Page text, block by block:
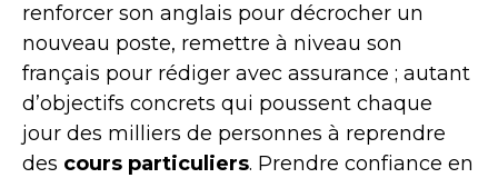
renforcer son anglais pour décrocher un
nouveau poste, remettre à niveau son
français pour rédiger avec assurance ; autant
d’objectifs concrets qui poussent chaque
jour des milliers de personnes à reprendre
des cours particuliers. Prendre confiance en